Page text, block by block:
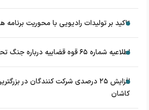
تاکید بر تولیدات رادیویی با محوریت
اطلاعیه شماره ۶۵ قوه قضاییه درباره جنگ تحمیلی سوم
افزایش ۲۵ درصدی شرکت کنندگان در
کاشان